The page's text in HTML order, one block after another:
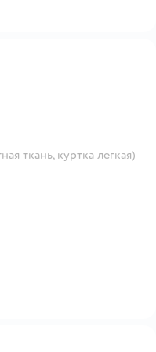
ткань, куртка легкая)